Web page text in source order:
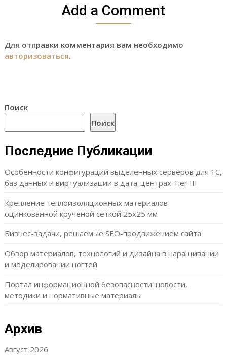
Add a Comment
Для отправки комментария вам необходимо
авторизоваться.
Поиск
Поиск
Последние Публикации
Особенности конфигураций выделенных серверов для 1С,
баз данных и виртуализации в дата-центрах Tier III
Крепление теплоизоляционных материалов
оцинкованной крученой сеткой 25х25 мм
Бизнес-задачи, решаемые SEO-продвижением сайта
Обзор материалов, технологий и дизайна в наращивании
и моделировании ногтей
Портал информационной безопасности: новости,
методики и нормативные материалы
Архив
Август 2026